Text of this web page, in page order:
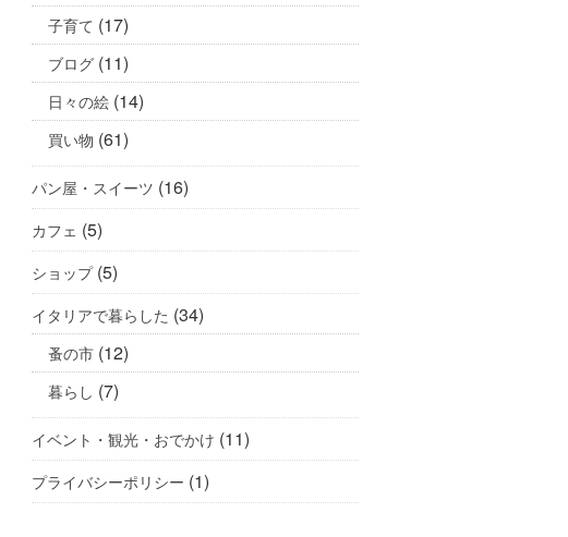
子育て (17)
ブログ (11)
日々の絵 (14)
買い物 (61)
パン屋・スイーツ (16)
カフェ (5)
ショップ(5)
イタリアで暮らした (34)
蚤の市 (12)
暮らし (7)
イベント・観光・おでかけ (11)
プライバシーポリシー (1)